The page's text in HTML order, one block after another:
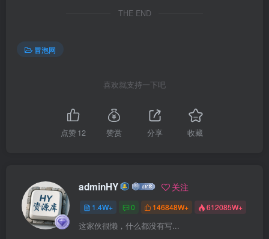
THE END
冒泡网
喜欢就支持一下吧
点赞12 赞赏 分享 收藏
adminHY 关注
1.4W+ 0 146848W+ 612085W+
这家伙很懒，什么都没有写...